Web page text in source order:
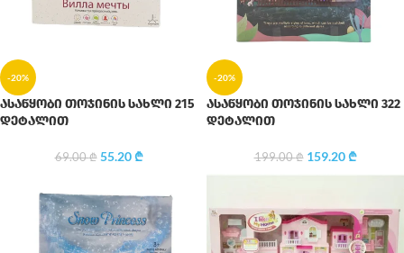
-20%
ასაწყობი თოჯინის სახლი 215
დეტალით
69.00₾ 55.20₾
-20%
ასაწყობი თოჯინის სახლი 322
დეტალით
199.00₾ 159.20₾